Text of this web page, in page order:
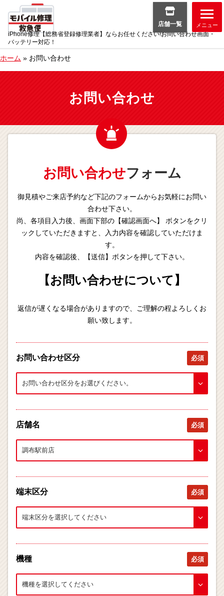
iPhone修理【総務省登録修理業者】ならお任せください!お問い合わせ画面・
バッテリー対応！
店舗一覧 メニュー
ホーム » お問い合わせ
お問い合わせ
お問い合わせフォーム
御見積やご来店予約など下記のフォームからお気軽にお問い
合わせ下さい。
尚、各項目入力後、画面下部の【確認画面へ】 ボタンをクリ
ックしていただきますと、入力内容を確認していただけま
す。
内容を確認後、【送信】ボタンを押して下さい。
【お問い合わせについて】
返信が遅くなる場合がありますので、ご理解の程よろしくお
願い致します。
お問い合わせ区分 必須
店舗名 必須
端末区分 必須
機種 必須